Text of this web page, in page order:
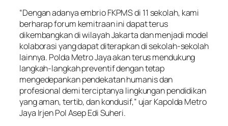
“Dengan adanya embrio FKPMS di 11 sekolah, kami
berharap forum kemitraan ini dapat terus
dikembangkan di wilayah Jakarta dan menjadi model
kolaborasi yang dapat diterapkan di sekolah-sekolah
lainnya. Polda Metro Jaya akan terus mendukung
langkah-langkah preventif dengan tetap
mengedepankan pendekatan humanis dan
profesional demi terciptanya lingkungan pendidikan
yang aman, tertib, dan kondusif,” ujar Kapolda Metro
Jaya Irjen Pol Asep Edi Suheri.